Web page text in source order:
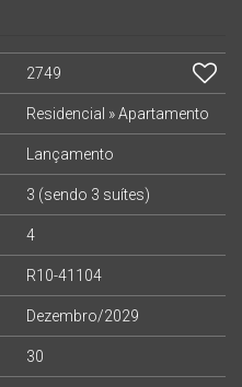
2749
Residencial »Apartamento
Lançamento
3 (sendo 3 suítes)
4
R10-41104
Dezembro/2029
30